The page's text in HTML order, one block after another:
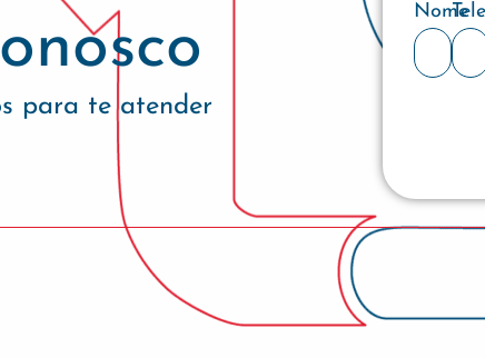
para te atender
Nome